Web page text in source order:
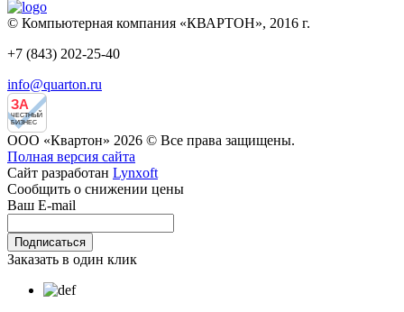
© Компьютерная компания «КВАРТОН», 2016 г.
+7 (843) 202-25-40
info@quarton.ru
ЗА
ЧЕСТНЫЙ
БИЗНЕС
ООО «Квартон» 2026 © Все права защищены.
Полная версия сайта
Сайт разработан Lynxoft
Сообщить о снижении цены
Ваш E-mail
Заказать в один клик